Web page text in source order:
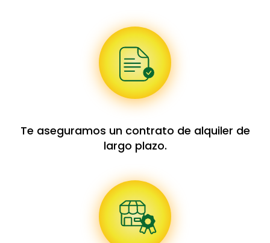
Te aseguramos un contrato de alquiler de
largo plazo.